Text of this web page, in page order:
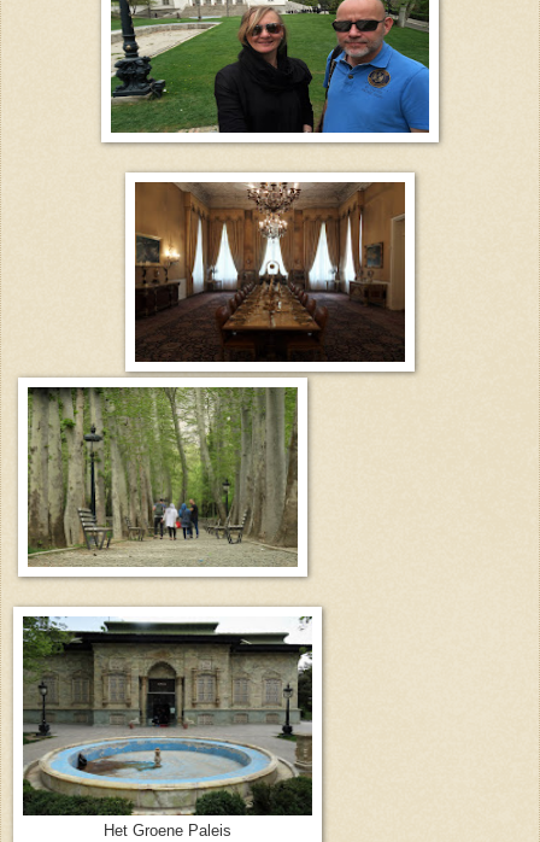
Het Groene Paleis